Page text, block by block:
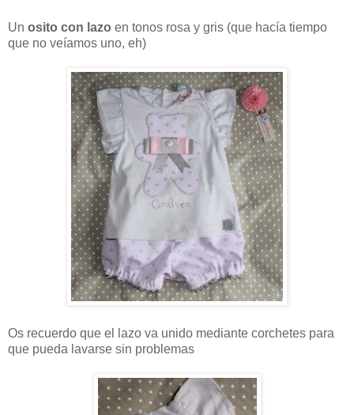
Un osito con lazo en tonos rosa y gris (que hacía tiempo
que no veíamos uno, eh)
Os recuerdo que el lazo va unido mediante corchetes para
que pueda lavarse sin problemas